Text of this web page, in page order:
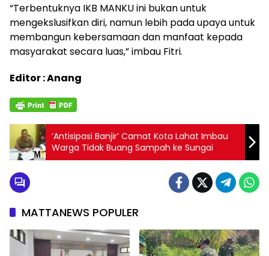
“Terbentuknya IKB MANKU ini bukan untuk
mengekslusifkan diri, namun lebih pada upaya untuk
membangun kebersamaan dan manfaat kepada
masyarakat secara luas,” imbau Fitri.
Editor : Anang
‘Antisipasi Banjir’ Camat Kota Lahat Imbau
Warga Tidak Buang Sampah ke Sungai
MATTANEWS POPULER